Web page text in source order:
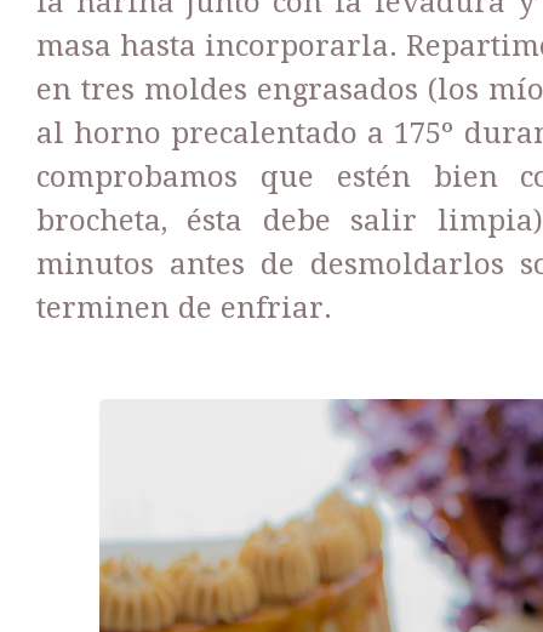
masa hasta incorporarla.
en tres moldes engrasados (los
al horno precalentado a 175º
comprobamos que estén bien
brocheta, ésta debe salir
minutos antes de desmoldarlos
terminen de enfriar.